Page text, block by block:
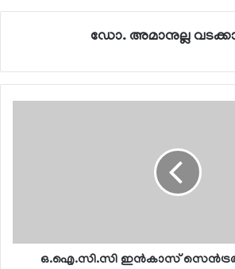
ഡോ. അമാനുല്ല
ഒ.ഐ.സി.സി ഇന്‍കാസ് സെന്‍ട്രല്‍